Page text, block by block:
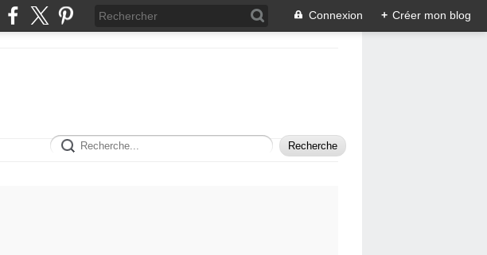
Connexion + Créer mon blog